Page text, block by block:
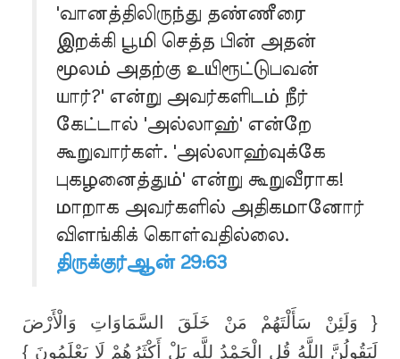
'வானத்திலிருந்து தண்ணீரை
இறக்கி பூமி செத்த பின் அதன்
மூலம் அதற்கு உயிரூட்டுபவன்
யார்?' என்று அவர்களிடம் நீர்
கேட்டால் 'அல்லாஹ்' என்றே
கூறுவார்கள். 'அல்லாஹ்வுக்கே
புகழனைத்தும்' என்று கூறுவீராக!
மாறாக அவர்களில் அதிகமானோர்
விளங்கிக் கொள்வதில்லை.
திருக்குர்ஆன் 29:63
{ وَلَئِنْ سَأَلْتَهُمْ مَنْ خَلَقَ السَّمَاوَاتِ وَالْأَرْضَ
لَيَقُولُنَّ اللَّهُ قُلِ الْحَمْدُ لِلَّهِ بَلْ أَكْثَرُهُمْ لَا يَعْلَمُونَ }